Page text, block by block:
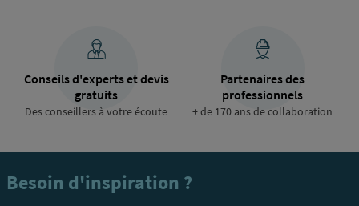
Conseils d'experts et devis
gratuits
Des conseillers à votre écoute
Partenaires des
professionnels
+ de 170 ans de collaboration
Besoin d'inspiration ?